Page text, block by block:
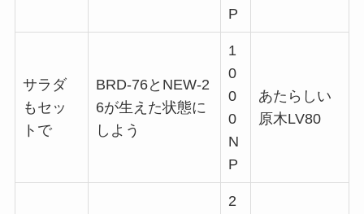
P
サラダ
もセッ
トで
BRD-76とNEW-2
6が生えた状態に
しよう
1
0
0
0
N
P
あたらしい
原木LV80
2